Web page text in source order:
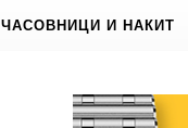
ЧАСОВНИЦИ И НАКИТ